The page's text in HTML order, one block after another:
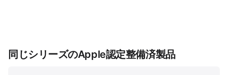
同じシリーズのApple認定整備済製品